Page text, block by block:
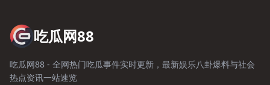
吃瓜网88
吃瓜网88 - 全网热门吃瓜事件实时更新，最新娱乐八卦爆料与社会
热点资讯一站速览